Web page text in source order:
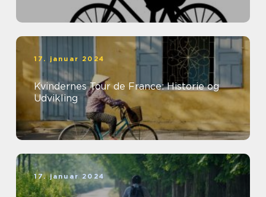
17. januar 2024
Kvindernes Tour de France: Historie og
Udvikling
17. januar 2024